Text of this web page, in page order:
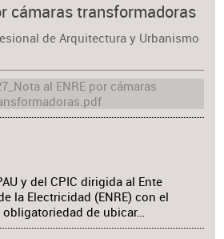
cámaras transformadoras
de Arquitectura y Urbanismo
y del CPIC dirigida al Ente
la Electricidad (ENRE) con el
de ubicar…